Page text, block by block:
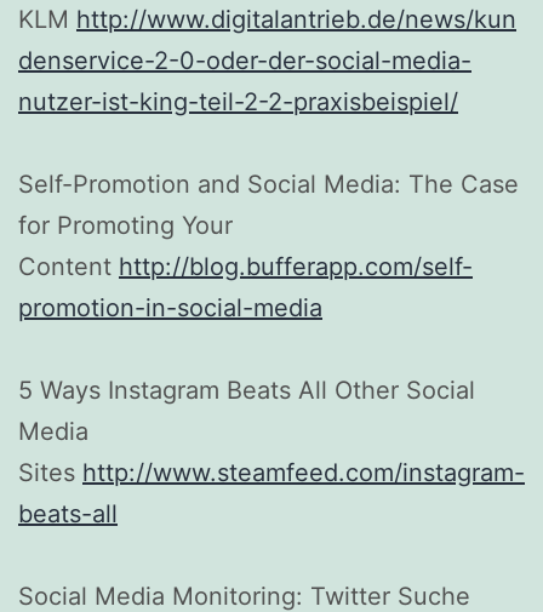
KLM http://www.digitalantrieb.de/news/kun
denservice-2-0-oder-der-social-media-
nutzer-ist-king-teil-2-2-praxisbeispiel/
Self-Promotion and Social Media: The Case
for Promoting Your
Content http://blog.bufferapp.com/self-
promotion-in-social-media
5 Ways Instagram Beats All Other Social
Media
Sites http://www.steamfeed.com/instagram-
beats-all
Social Media Monitoring: Twitter Suche